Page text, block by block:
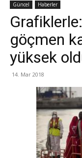
Güncel Haberler
göçmen
yüksek
14. Mar 2018